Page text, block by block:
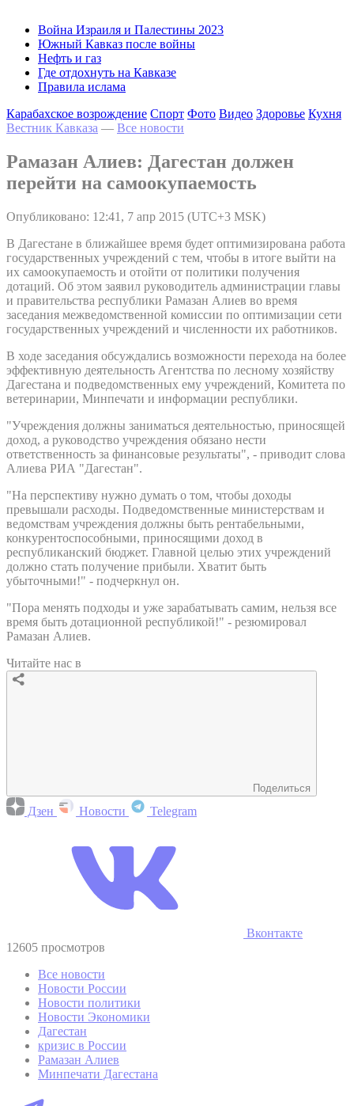
Война Израиля и Палестины 2023
Южный Кавказ после войны
Нефть и газ
Где отдохнуть на Кавказе
Правила ислама
Карабахское возрождение Спорт Фото Видео Здоровье Кухня
Вестник Кавказа — Все новости
Рамазан Алиев: Дагестан должен
перейти на самоокупаемость
Опубликовано: 12:41, 7 апр 2015 (UTC+3 MSK)
В Дагестане в ближайшее время будет оптимизирована работа
государственных учреждений с тем, чтобы в итоге выйти на
их самоокупаемость и отойти от политики получения
дотаций. Об этом заявил руководитель администрации главы
и правительства республики Рамазан Алиев во время
заседания межведомственной комиссии по оптимизации сети
государственных учреждений и численности их работников.
В ходе заседания обсуждались возможности перехода на более
эффективную деятельность Агентства по лесному хозяйству
Дагестана и подведомственных ему учреждений, Комитета по
ветеринарии, Минпечати и информации республики.
"Учреждения должны заниматься деятельностью, приносящей
доход, а руководство учреждения обязано нести
ответственность за финансовые результаты", - приводит слова
Алиева РИА "Дагестан".
"На перспективу нужно думать о том, чтобы доходы
превышали расходы. Подведомственные министерствам и
ведомствам учреждения должны быть рентабельными,
конкурентоспособными, приносящими доход в
республиканский бюджет. Главной целью этих учреждений
должно стать получение прибыли. Хватит быть
убыточными!" - подчеркнул он.
"Пора менять подходы и уже зарабатывать самим, нельзя все
время быть дотационной республикой!" - резюмировал
Рамазан Алиев.
Читайте нас в
Поделиться
Дзен Новости Telegram
Вконтакте
12605 просмотров
Все новости
Новости России
Новости политики
Новости Экономики
Дагестан
кризис в России
Рамазан Алиев
Минпечати Дагестана